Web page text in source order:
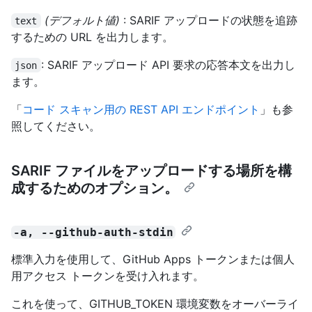
text (デフォルト値) : SARIF アップロードの状態を追跡
するための URL を出力します。
json : SARIF アップロード API 要求の応答本文を出力し
ます。
「コード スキャン用の REST API エンドポイント 」も参
照してください。
SARIF ファイルをアップロードする場所を構
成するためのオプション。
-a, --github-auth-stdin
標準入力を使用して、GitHub Apps トークンまたは個人
用アクセス トークンを受け入れます。
これを使って、GITHUB_TOKEN 環境変数をオーバーライ